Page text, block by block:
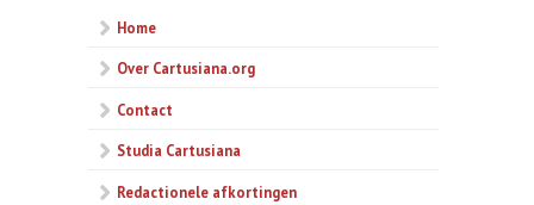
Home
Over Cartusiana.org
Contact
Studia Cartusiana
Redactionele afkortingen